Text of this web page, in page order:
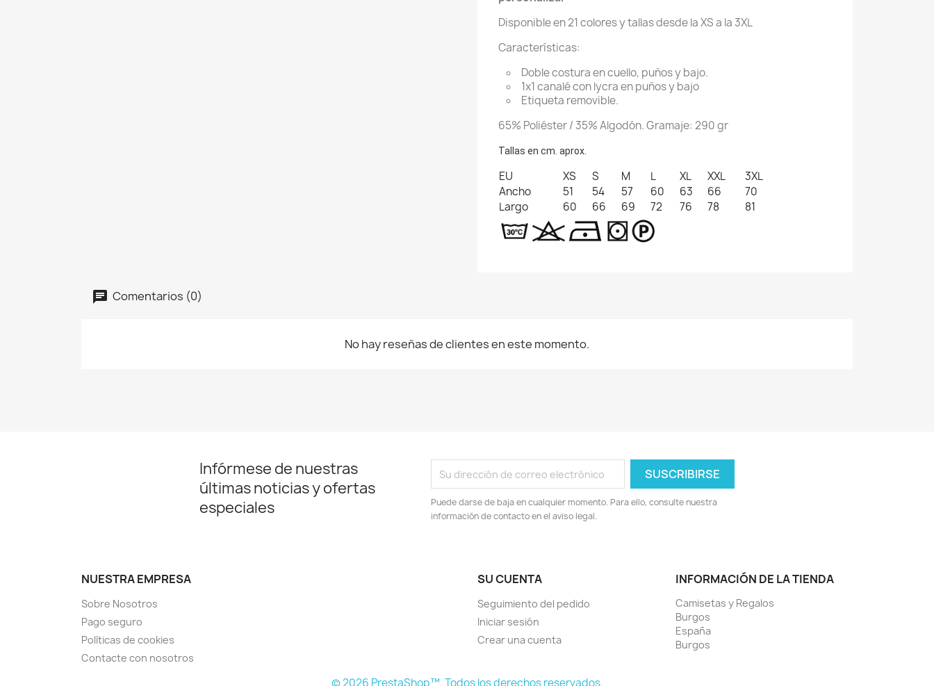
Disponible en 21 colores y tallas desde la XS a la 3XL
Características:
Doble costura en cuello, puños y bajo.
1x1 canalé con lycra en puños y bajo
Etiqueta removible.
65% Poliéster / 35% Algodón. Gramaje: 290 gr
Tallas en cm. aprox.
EU XS S M L XL XXL
3XL
Ancho
51 54 57 60 63 66
70
Largo
60 66 69 72 76 78 81
Comentarios (0)
No hay reseñas de clientes en este momento.
Infórmese de nuestras
últimas noticias y ofertas
especiales
Puede darse de baja en cualquier momento. Para ello, consulte nuestra
información de contacto en el aviso legal.
NUESTRA EMPRESA
Sobre Nosotros
Pago seguro
Políticas de cookies
Contacte con nosotros
SU CUENTA
Seguimiento del pedido
Iniciar sesión
Crear una cuenta
INFORMACIÓN DE LA TIENDA
Camisetas y Regalos
Burgos
España
Burgos
© 2026 PrestaShop™. Todos los derechos reservados.